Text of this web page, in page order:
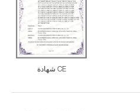
شهادة CE